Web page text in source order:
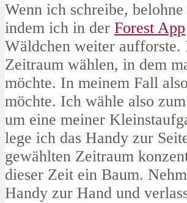
Wenn ich schreibe,
indem ich in der Forest App
Wäldchen weiter
Zeitraum wählen, in dem
möchte. In meinem Fall
möchte. Ich wähle also
um eine meiner
lege ich das Handy zur
gewählten Zeitraum
dieser Zeit ein Baum.
Handy zur Hand und